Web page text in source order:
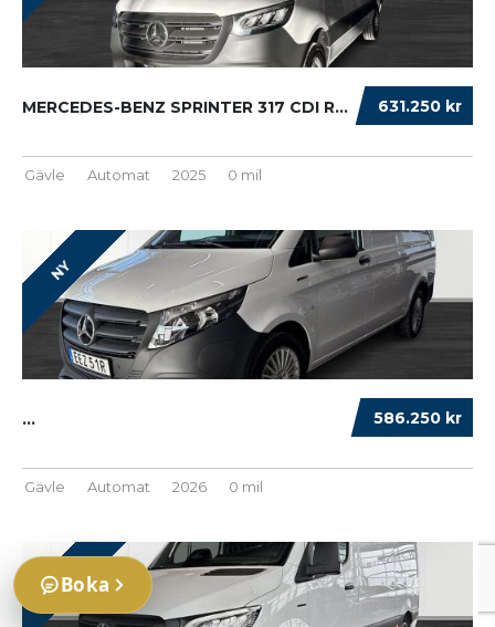
631.250 kr
MERCEDES-BENZ SPRINTER 317 CDI RWD PANEL VAN...
Gävle Automat 2025 0 mil
NY
586.250 kr
...
Gävle Automat 2026 0 mil
NYBoka